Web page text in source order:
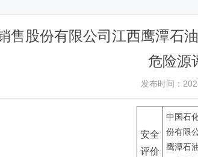
售股份有限公司江西鹰潭石
危险源
发布时间：
安全
评价
中国石
份有限
鹰潭石